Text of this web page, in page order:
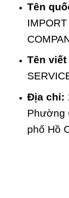
Tên
Tên viết
Địa chỉ:
Phường
phố Hồ